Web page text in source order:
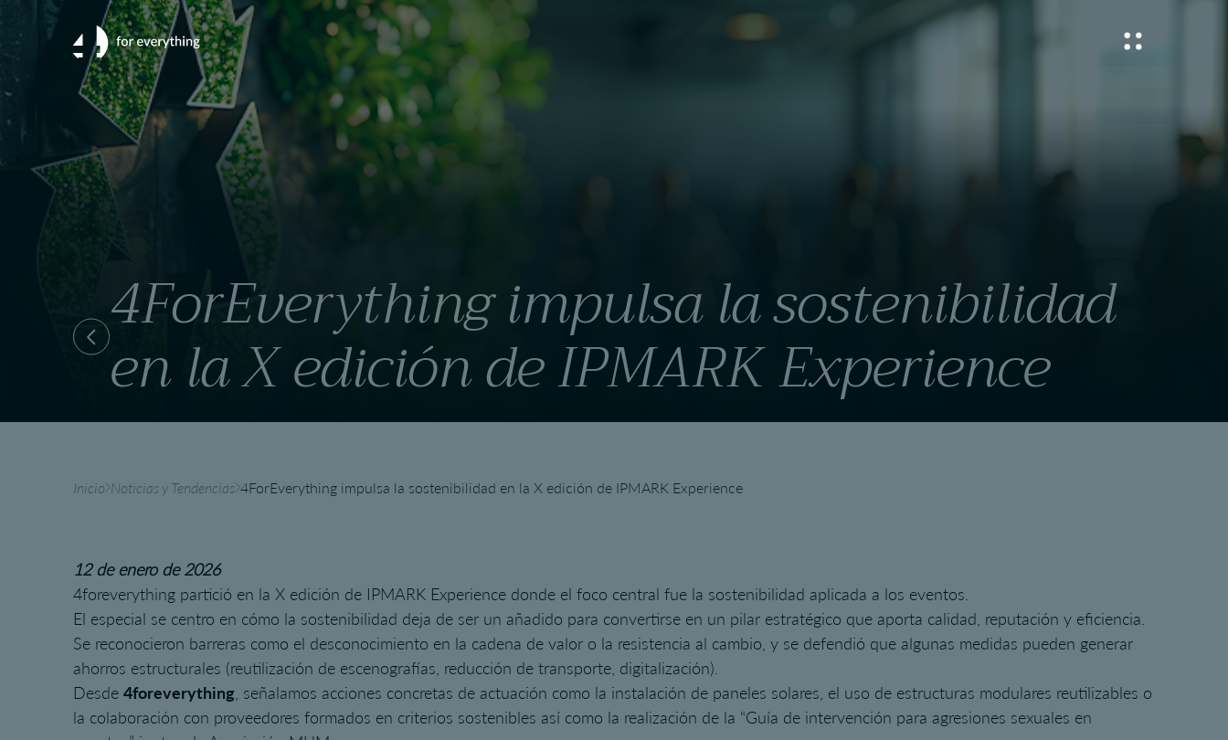
4ForEverything impulsa la sostenibilidad
en la X edición de IPMARK Experience
Inicio Noticias y Tendencias 4ForEverything impulsa la sostenibilidad en la X edición de IPMARK Experience
12 de enero de 2026
4foreverything partició en la X edición de IPMARK Experience donde el foco central fue la sostenibilidad aplicada a los eventos.
El especial se centro en cómo la sostenibilidad deja de ser un añadido para convertirse en un pilar estratégico que aporta calidad, reputación y eficiencia.
Se reconocieron barreras como el desconocimiento en la cadena de valor o la resistencia al cambio, y se defendió que algunas medidas pueden generar
ahorros estructurales (reutilización de escenografías, reducción de transporte, digitalización).
Desde 4foreverything , señalamos acciones concretas de actuación como la instalación de paneles solares, el uso de estructuras modulares reutilizables o
la colaboración con proveedores formados en criterios sostenibles así como la realización de la “Guía de intervención para agresiones sexuales en